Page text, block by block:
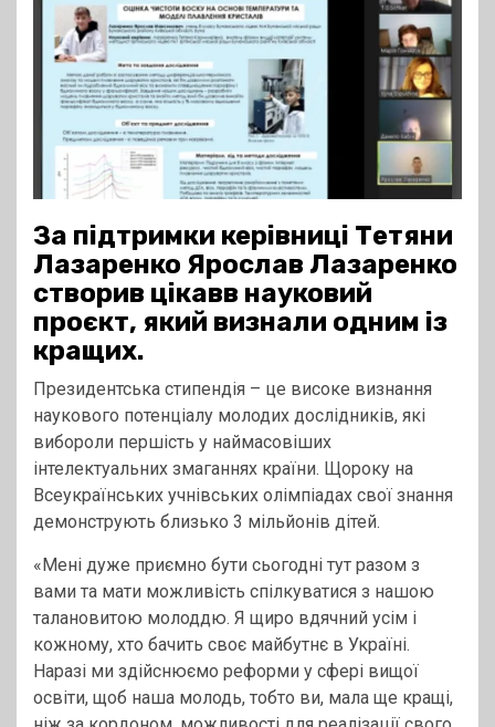
За підтримки керівниці Тетяни
Лазаренко Ярослав Лазаренко
створив цікавв науковий
проєкт, який визнали одним із
кращих.
Президентська стипендія – це високе визнання
наукового потенціалу молодих дослідників, які
вибороли першість у наймасовіших
інтелектуальних змаганнях країни. Щороку на
Всеукраїнських учнівських олімпіадах свої знання
демонструють близько 3 мільйонів дітей.
«Мені дуже приємно бути сьогодні тут разом з
вами та мати можливість спілкуватися з нашою
талановитою молоддю. Я щиро вдячний усім і
кожному, хто бачить своє майбутнє в Україні.
Наразі ми здійснюємо реформи у сфері вищої
освіти, щоб наша молодь, тобто ви, мала ще кращі,